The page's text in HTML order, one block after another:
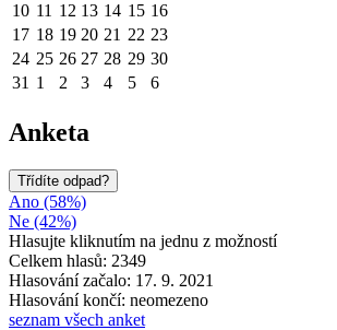
10 11 12 13 14 15 16
17 18 19 20 21 22 23
24 25 26 27 28 29 30
31 1 2 3 4 5 6
Anketa
Třídíte odpad?
Ano (58%)
Ne (42%)
Hlasujte kliknutím na jednu z možností
Celkem hlasů: 2349
Hlasování začalo: 17. 9. 2021
Hlasování končí: neomezeno
seznam všech anket